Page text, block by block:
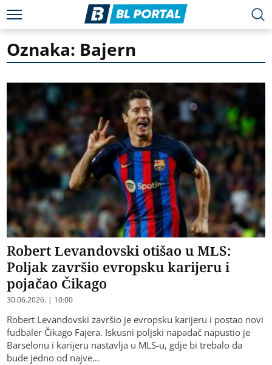
Oznaka: Bajern
Robert Levandovski otišao u MLS:
Poljak završio evropsku karijeru i
pojačao Čikago
30.06.2026. | 10:00
Robert Levandovski završio je evropsku karijeru i postao novi
fudbaler Čikago Fajera. Iskusni poljski napadač napustio je
Barselonu i karijeru nastavlja u MLS-u, gdje bi trebalo da
bude jedno od najve…